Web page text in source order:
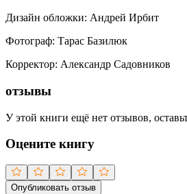
Дизайн обложки: Андрей Ирбит
Фотограф: Тарас Базилюк
Корректор: Александр Садовников
отзывы
У этой книги ещё нет отзывов,
Оцените книгу
Опубликовать отзыв